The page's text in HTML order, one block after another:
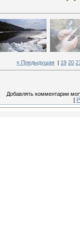
« Предыдущая 19 20
Добавлять комментарии
[